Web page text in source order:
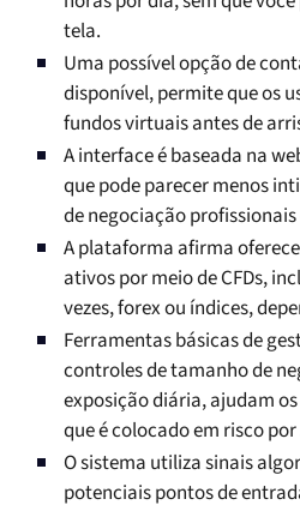
tela.
Uma possível opção de
disponível, permite que os
fundos virtuais antes de
A interface é baseada na
que pode parecer menos
de negociação
A plataforma afirma
ativos por meio de CFDs,
vezes, forex ou índices,
Ferramentas básicas de
controles de tamanho de
exposição diária, ajudam
que é colocado em risco por
O sistema utiliza sinais
potenciais pontos de